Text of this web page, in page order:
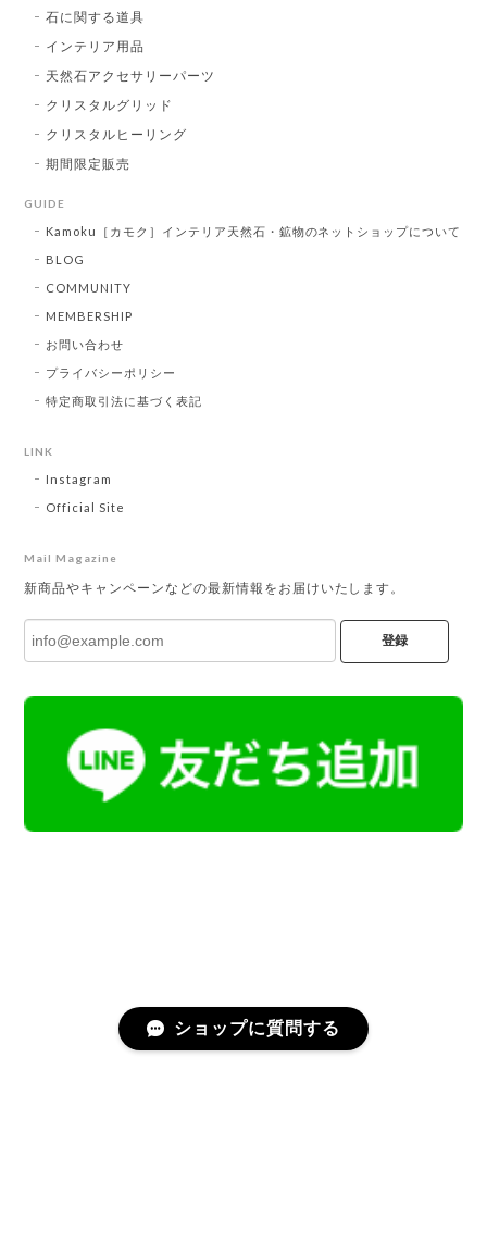
石に関する道具
インテリア用品
天然石アクセサリーパーツ
クリスタルグリッド
クリスタルヒーリング
期間限定販売
GUIDE
Kamoku［カモク］インテリア天然石・鉱物のネットショップについて
BLOG
COMMUNITY
MEMBERSHIP
お問い合わせ
プライバシーポリシー
特定商取引法に基づく表記
LINK
Instagram
Official Site
Mail Magazine
新商品やキャンペーンなどの最新情報をお届けいたします。
登録
ショップに質問する